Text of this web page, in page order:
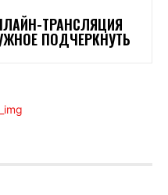
ТРАНСЛЯЦИЯ
ПОДЧЕРКНУТЬ